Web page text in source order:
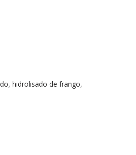
hidrolisado de frango,